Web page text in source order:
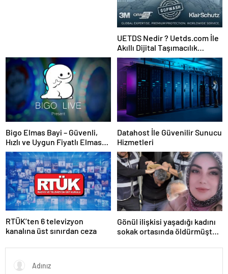
UETDS Nedir ? Uetds.com İle
Akıllı Dijital Taşımacılık
Yazılımı
Bigo Elmas Bayi – Güvenli,
Hızlı ve Uygun Fiyatlı Elmas
Satın Almanın Yeni Adresi
Datahost İle Güvenilir Sunucu
Hizmetleri
RTÜK’ten 6 televizyon
kanalına üst sınırdan ceza
Gönül ilişkisi yaşadığı kadını
sokak ortasında öldürmüştü!